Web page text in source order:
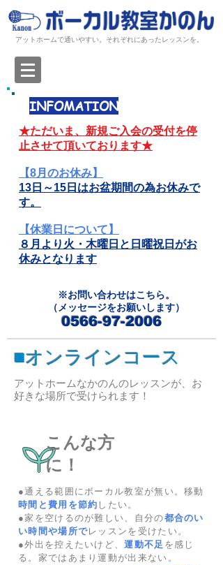
アットホームで通いやすい。それぞれにあったレッスンを。
INFOMATION
★ただいま、新規ご入会の受付を停
止させて頂いております★
【8月のお休み】
13日～15日はお盆期間の為お休みで
す。
【休業日 について】
８月より火・木曜日と日曜祝日がお
休みとなります
※お問い合わせはこちら。
​（メッセージをお願いします）
0566-97-2006
■オンラインコース
アットホームなかのんのレッスンが、お
好きな場所で受けられます！
こんな方
に！
●通える範囲にボーカル教室が無い。移動
時間と費用を節約 したい。
●家を空けるのが難しい、自分の都合のい
い時間や場所でレッスンを受けたい。
●外出を控えたいけど、運動不足 を感じ
る。家ではあまり運動が出来ない。